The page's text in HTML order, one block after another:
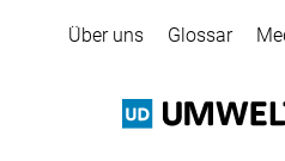
Über uns Glossar